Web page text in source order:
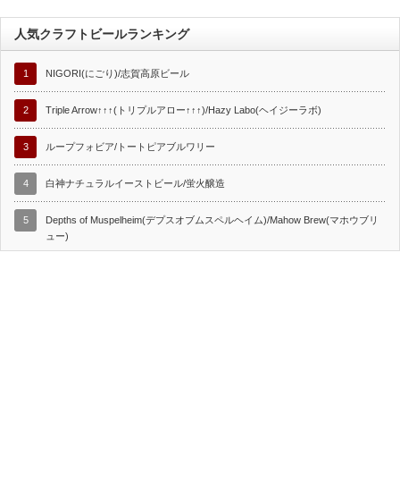
人気クラフトビールランキング
1 NIGORI(にごり)/志賀高原ビール
2 Triple Arrow↑↑↑(トリプルアロー↑↑↑)/Hazy Labo(ヘイジーラボ)
3 ループフォビア/トートピアブルワリー
4 白神ナチュラルイーストビール/蛍火醸造
5
Depths of Muspelheim(デプスオブムスペルヘイム)/Mahow Brew(マホウブリ
ュー)